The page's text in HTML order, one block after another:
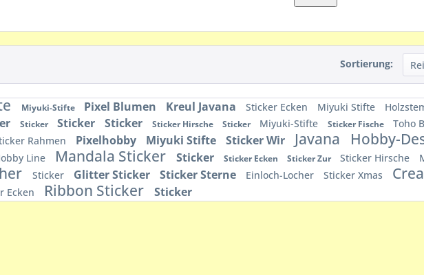
Sortierung:
Miyuki-Stifte Pixel Blumen Kreul Javana Sticker Ecken Miyuki Stifte
Sticker Sticker Sticker Sticker Hirsche Sticker Miyuki-Stifte Sticker Fische Toho
Rahmen Pixelhobby Miyuki Stifte Sticker Wir Javana Hobby-
Line Mandala Sticker Sticker Sticker Ecken Sticker Zur Sticker Hirsche
Sticker Glitter Sticker Sticker Sterne Einloch-Locher Sticker Xmas
Ecken Ribbon Sticker Sticker